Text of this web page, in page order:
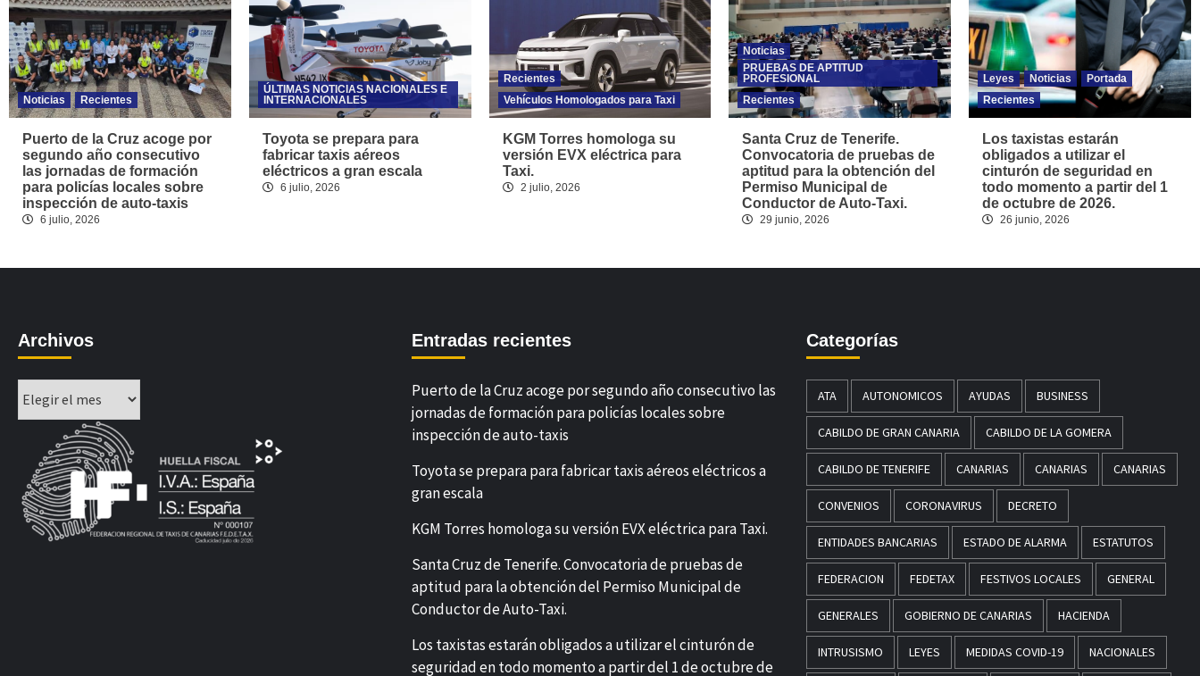
Noticias Recientes
Puerto de la Cruz acoge por
segundo año consecutivo
las jornadas de formación
para policías locales sobre
inspección de auto-taxis
6 julio, 2026
ÚLTIMAS NOTICIAS NACIONALES E
INTERNACIONALES
Toyota se prepara para
fabricar taxis aéreos
eléctricos a gran escala
6 julio, 2026
Recientes
Vehículos Homologados para Taxi
KGM Torres homologa su
versión EVX eléctrica para
Taxi.
2 julio, 2026
Noticias
PRUEBAS DE APTITUD
PROFESIONAL
Recientes
Santa Cruz de Tenerife.
Convocatoria de pruebas de
aptitud para la obtención del
Permiso Municipal de
Conductor de Auto-Taxi.
29 junio, 2026
Leyes Noticias
Portada
Recientes
Los taxistas estarán
obligados a utilizar el
cinturón de seguridad en
todo momento a partir del 1
de octubre de 2026.
26 junio, 2026
Archivos Entradas recientes
Puerto de la Cruz acoge por segundo año consecutivo las
jornadas de formación para policías locales sobre
inspección de auto-taxis
Toyota se prepara para fabricar taxis aéreos eléctricos a
gran escala
KGM Torres homologa su versión EVX eléctrica para Taxi.
Santa Cruz de Tenerife. Convocatoria de pruebas de
aptitud para la obtención del Permiso Municipal de
Conductor de Auto-Taxi.
Los taxistas estarán obligados a utilizar el cinturón de
seguridad en todo momento a partir del 1 de octubre de
Categorías
ATA AUTONOMICOS AYUDAS BUSINESS
CABILDO DE GRAN CANARIA CABILDO DE LA GOMERA
CABILDO DE TENERIFE CANARIAS CANARIAS CANARIAS
CONVENIOS CORONAVIRUS DECRETO
ENTIDADES BANCARIAS ESTADO DE ALARMA ESTATUTOS
FEDERACION FEDETAX FESTIVOS LOCALES GENERAL
GENERALES GOBIERNO DE CANARIAS HACIENDA
INTRUSISMO LEYES MEDIDAS COVID-19 NACIONALES